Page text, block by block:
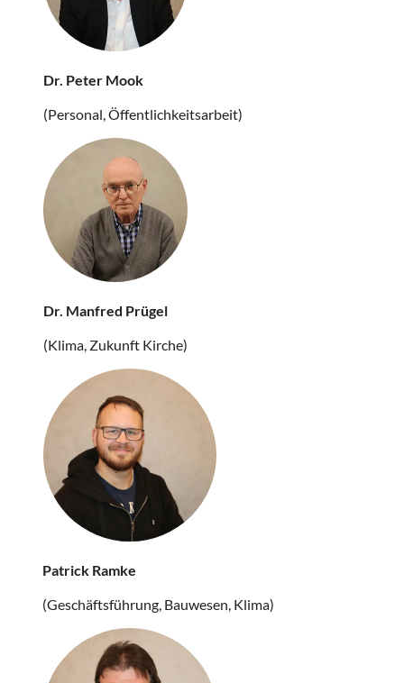
Dr. Peter Mook
(Personal, Öffentlichkeitsarbeit)
Dr. Manfred Prügel
(Klima, Zukunft Kirche)
Patrick Ramke
(Geschäftsführung, Bauwesen, Klima)